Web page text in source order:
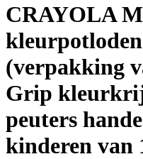
CRAYOLA
(verpakking
Grip
peuters
kinderen van